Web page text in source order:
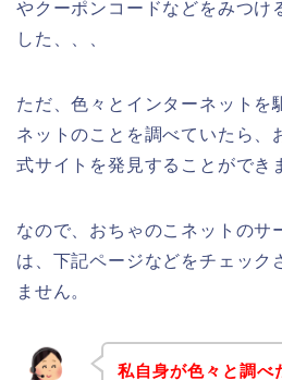
やクーポンコードなどをみつけ
した、、、
ただ、色々とインターネットを
ネットのことを調べていたら、
式サイトを発見することができ
なので、おちゃのこネットのサ
は、下記ページなどをチェック
ません。
私自身が色々と調べ